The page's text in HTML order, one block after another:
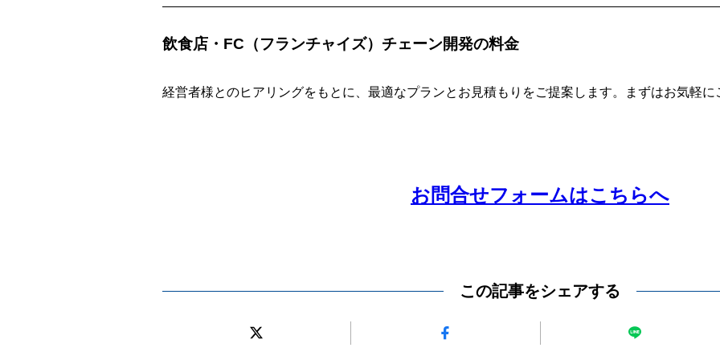
飲食店・FC（フランチャイズ）チェーン開発の料金
経営者様とのヒアリングをもとに、最適なプランとお見積もりをご提案します。まずはお気軽に
お問合せフォームはこちらへ
この記事をシェアする